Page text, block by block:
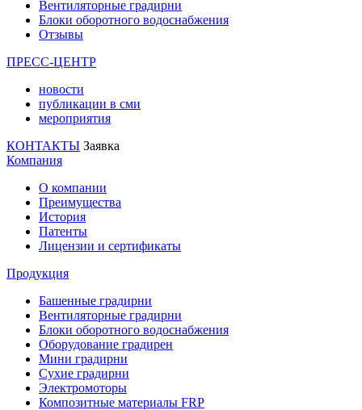
Вентиляторные градирни
Блоки оборотного водоснабжения
Отзывы
ПРЕСС-ЦЕНТР
новости
публикации в сми
мероприятия
КОНТАКТЫ Заявка
Компания
О компании
Преимущества
История
Патенты
Лицензии и сертификаты
Продукция
Башенные градирни
Вентиляторные градирни
Блоки оборотного водоснабжения
Оборудование градирен
Мини градирни
Сухие градирни
Электромоторы
Композитные материалы FRP